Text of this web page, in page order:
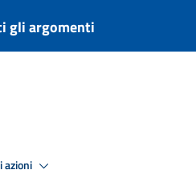
gli argomenti
azioni